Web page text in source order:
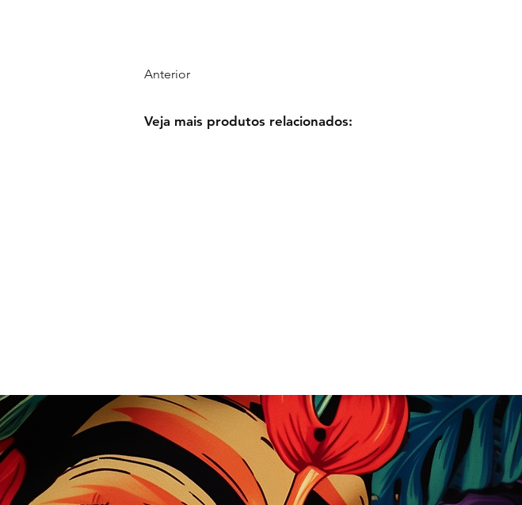
Anterior
Veja mais produtos relacionados: